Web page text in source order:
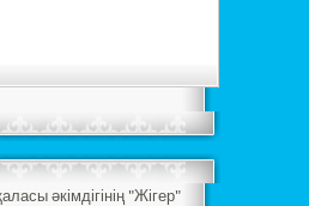
әкімдігінің "Жігер"